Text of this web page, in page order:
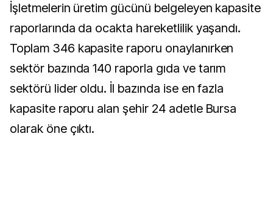
İşletmelerin üretim gücünü belgeleyen kapasite
raporlarında da ocakta hareketlilik yaşandı.
Toplam 346 kapasite raporu onaylanırken
sektör bazında 140 raporla gıda ve tarım
sektörü lider oldu. İl bazında ise en fazla
kapasite raporu alan şehir 24 adetle Bursa
olarak öne çıktı.